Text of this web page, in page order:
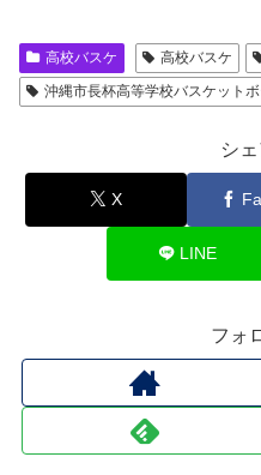
高校バスケ 高校バスケ
沖縄市長杯高等学校バスケット
シ
X
LINE
フォ